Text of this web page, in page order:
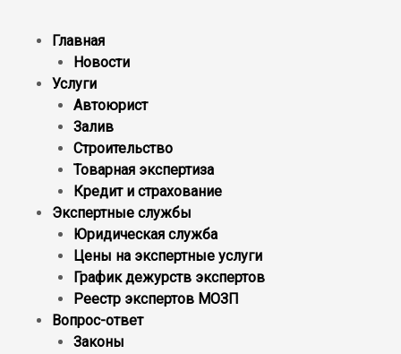
Главная
Новости
Услуги
Автоюрист
Залив
Строительство
Товарная экспертиза
Кредит и страхование
Экспертные службы
Юридическая служба
Цены на экспертные услуги
График дежурств экспертов
Реестр экcпертов МОЗП
Вопрос-ответ
Законы